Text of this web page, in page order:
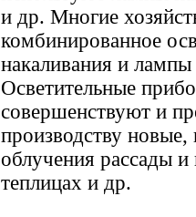
и др. Многие
комбинированное
накаливания и
Осветительные
совершенствуют и
производству
облучения рассады
теплицах и др.